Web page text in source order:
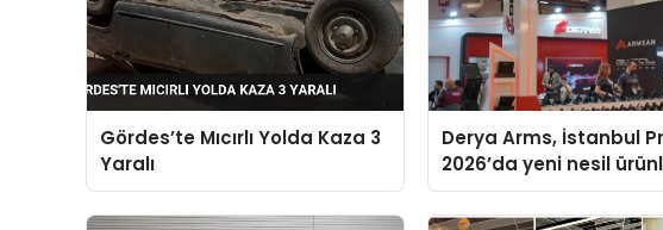
Gördes’te Mıcırlı Yolda Kaza 3
Yaralı
Derya Arms, İstanbul
2026’da yeni nesil
global marka
sergiledi